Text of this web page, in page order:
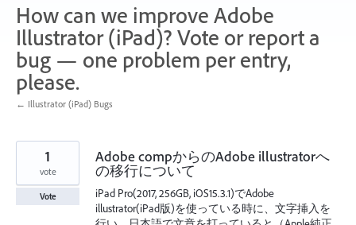
How can we improve Adobe
Illustrator (iPad)? Vote or report a
bug — one problem per entry,
please.
← Illustrator (iPad) Bugs
Adobe compからのAdobe illustratorへ
の移行について
iPad Pro(2017, 256GB, iOS15.3.1)でAdobe
illustrator(iPad版)を使っている時に、文字挿入を
1
vote
Vote